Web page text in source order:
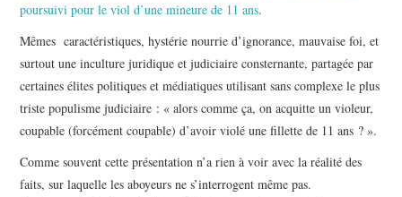
poursuivi pour le viol d’une mineure de 11 ans.
Mêmes caractéristiques, hystérie nourrie d’ignorance, mauvaise foi, et
surtout une inculture juridique et judiciaire consternante, partagée par
certaines élites politiques et médiatiques utilisant sans complexe le plus
triste populisme judiciaire : « alors comme ça, on acquitte un violeur,
coupable (forcément coupable) d’avoir violé une fillette de 11 ans ? ».
Comme souvent cette présentation n’a rien à voir avec la réalité des
faits, sur laquelle les aboyeurs ne s’interrogent même pas.